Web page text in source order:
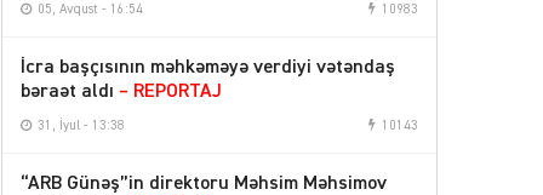
05, Avqust - 16:54 10983
İcra başçısının məhkəməyə verdiyi vətəndaş
bəraət aldı – REPORTAJ
31, İyul - 13:38 10143
“ARB Günəş”in direktoru Məhsim Məhsimov